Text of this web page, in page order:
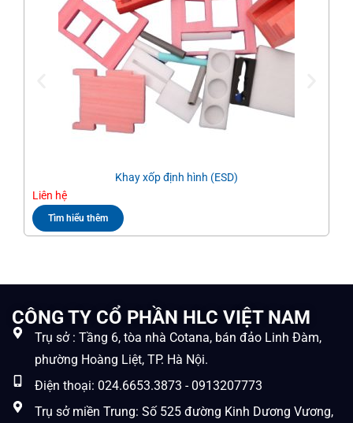
Khay xốp định hình (ESD)
Liên hệ
Tìm hiểu thêm
CÔNG TY CỔ PHẦN HLC VIỆT NAM
Trụ sở : Tầng 6, tòa nhà Cotana, bán đảo Linh Đàm,
phường Hoàng Liệt, TP. Hà Nội.
Điện thoại: 024.6653.3873 - 0913207773
Trụ sở miền Trung: Số 525 đường Kinh Dương Vương,